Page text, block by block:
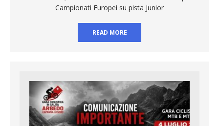
Campionati Europei su pista Junior
READ MORE